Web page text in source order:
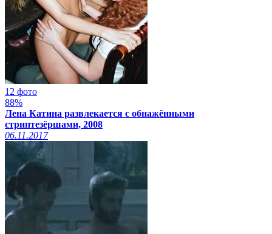
12 фото
88%
Лена Катина развлекается с обнажёнными
стриптезёршами, 2008
06.11.2017